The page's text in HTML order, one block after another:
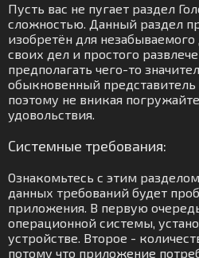
Пусть вас не пугает раздел
сложностью. Данный раздел
изобретён для незабываемого
своих дел и простого
предполагать чего-то
обыкновенный представитель
поэтому не вникая
удовольствия.
Системные требования:
Ознакомьтесь с этим
данных требований будет
приложения. В первую
операционной системы,
устройстве. Второе -
потому что приложение